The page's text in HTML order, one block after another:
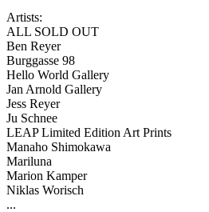
Artists:
ALL SOLD OUT
Ben Reyer
Burggasse 98
Hello World Gallery
Jan Arnold Gallery
Jess Reyer
Ju Schnee
LEAP Limited Edition Art Prints
Manaho Shimokawa
Mariluna
Marion Kamper
Niklas Worisch
...